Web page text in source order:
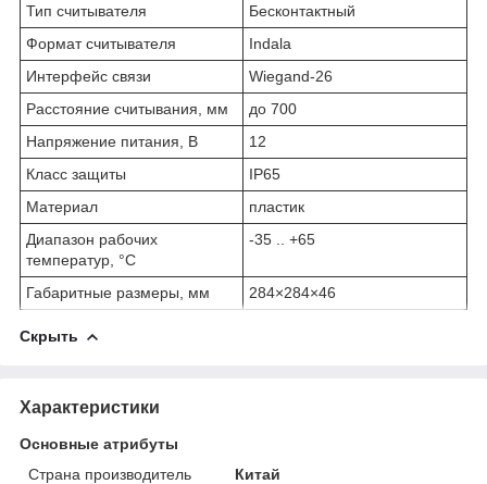
Тип считывателя
Бесконтактный
Формат считывателя
Indala
Интерфейс связи
Wiegand-26
Расстояние считывания, мм
до 700
Напряжение питания, В
12
Класс защиты
IP65
Материал
пластик
Диапазон рабочих
температур, °C
-35 .. +65
Габаритные размеры, мм 284×284×46
Скрыть
Характеристики
Основные атрибуты
Страна производитель
Китай